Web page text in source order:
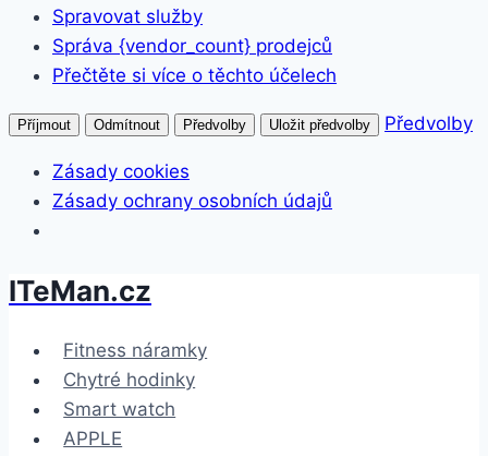
Spravovat služby
Správa {vendor_count} prodejců
Přečtěte si více o těchto účelech
Příjmout Odmítnout Předvolby Uložit předvolby Předvolby
Zásady cookies
Zásady ochrany osobních údajů
Přeskočit
obsah
ITeMan.cz
Fitness náramky
Chytré hodinky
Smart watch
APPLE